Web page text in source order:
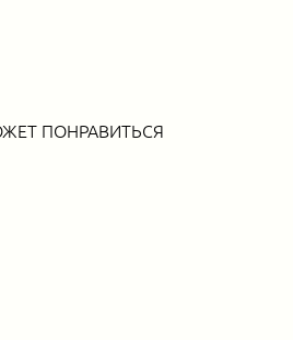
ПОНРАВИТЬСЯ